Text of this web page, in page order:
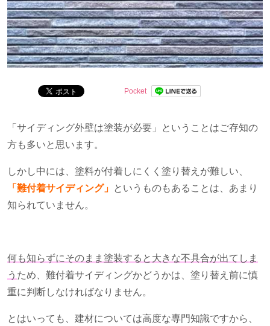
Pocket
「サイディング外壁は塗装が必要」ということはご存知の
方も多いと思います。
しかし中には、塗料が付着しにくく塗り替えが難しい、
「難付着サイディング」 というものもあることは、あまり
知られていません。
何も知らずにそのまま塗装すると大きな不具合が出てしま
う ため、難付着サイディングかどうかは、塗り替え前に慎
重に判断しなければなりません。
とはいっても、建材については高度な専門知識ですから、